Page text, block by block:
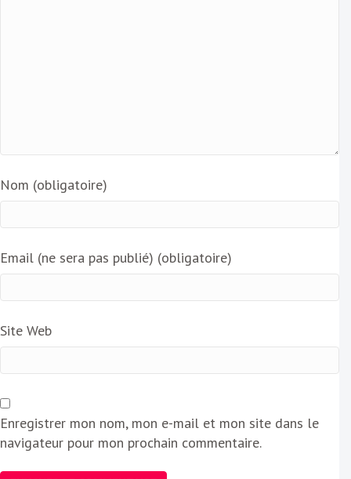
Nom (obligatoire)
Email (ne sera pas publié) (obligatoire)
Site Web
Enregistrer mon nom, mon e-mail et mon site dans le
navigateur pour mon prochain commentaire.